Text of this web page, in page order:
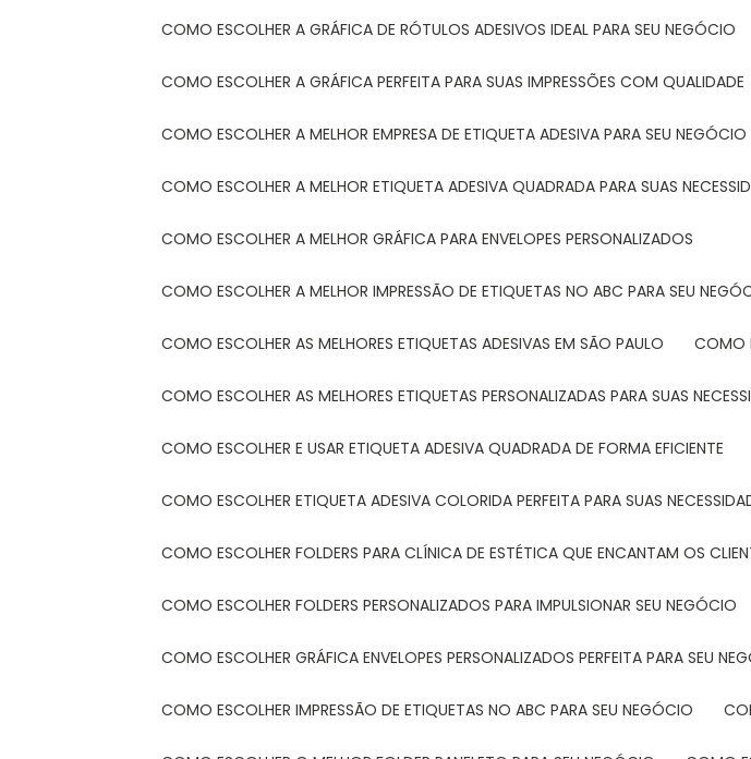
COMO ESCOLHER A GRÁFICA DE RÓTULOS ADESIVOS IDEAL PARA SEU NEGÓCIO
COMO ESCOLHER A GRÁFICA PERFEITA PARA SUAS IMPRESSÕES COM QUALIDADE
COMO ESCOLHER A MELHOR EMPRESA DE ETIQUETA ADESIVA PARA SEU NEGÓCIO
COMO ESCOLHER A MELHOR ETIQUETA ADESIVA QUADRADA PARA SUAS
COMO ESCOLHER A MELHOR GRÁFICA PARA ENVELOPES PERSONALIZADOS
COMO ESCOLHER A MELHOR IMPRESSÃO DE ETIQUETAS NO ABC PARA SEU
COMO ESCOLHER AS MELHORES ETIQUETAS ADESIVAS EM SÃO PAULO
COMO ESCOLHER AS MELHORES ETIQUETAS PERSONALIZADAS PARA SUAS
COMO ESCOLHER E USAR ETIQUETA ADESIVA QUADRADA DE FORMA EFICIENTE
COMO ESCOLHER ETIQUETA ADESIVA COLORIDA PERFEITA PARA SUAS
COMO ESCOLHER FOLDERS PARA CLÍNICA DE ESTÉTICA QUE ENCANTAM OS
COMO ESCOLHER FOLDERS PERSONALIZADOS PARA IMPULSIONAR SEU NEGÓCIO
COMO ESCOLHER GRÁFICA ENVELOPES PERSONALIZADOS PERFEITA PARA SEU
COMO ESCOLHER IMPRESSÃO DE ETIQUETAS NO ABC PARA SEU NEGÓCIO